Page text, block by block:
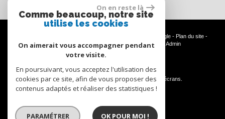
Espace propriétaire
© 2026 | Tous droits réservés | Traduction powered by Google - Plan du site-
Mentions légales-Nos honoraires-Partenaires Admin
Site internet compatible multi-supports,
un seul site adaptable à tous les types d'écrans.
On en reste là
Comme beaucoup, notre site
utilise les cookies
On aimerait vous accompagner pendant
votre visite.
En poursuivant, vous acceptez l'utilisation des
cookies par ce site, afin de vous proposer des
contenus adaptés et réaliser des statistiques !
PARAMÉTRER OK POUR MOI !